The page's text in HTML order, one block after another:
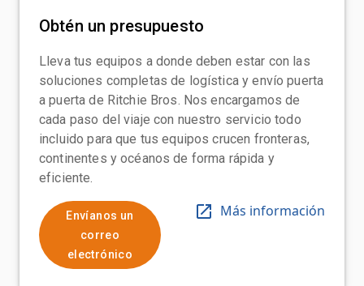
Obtén un presupuesto
Lleva tus equipos a donde deben estar con las
soluciones completas de logística y envío puerta
a puerta de Ritchie Bros. Nos encargamos de
cada paso del viaje con nuestro servicio todo
incluido para que tus equipos crucen fronteras,
continentes y océanos de forma rápida y
eficiente.
Envíanos un
correo
electrónico
Más información